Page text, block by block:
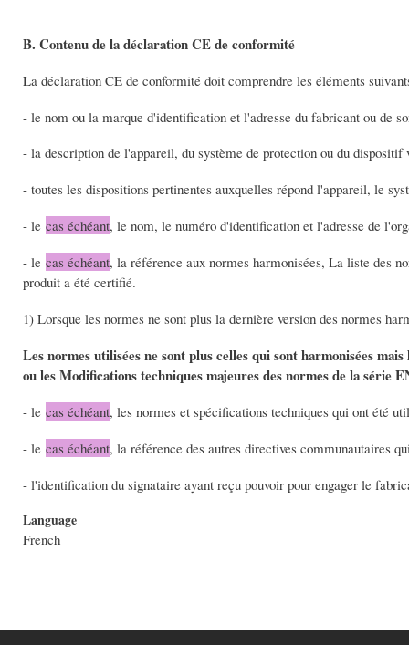
B. Contenu de la déclaration CE de conformité
La déclaration CE de conformité doit comprendre les éléments
- le nom ou la marque d'identification et l'adresse du fabricant ou de
- la description de l'appareil, du système de protection ou du
- toutes les dispositions pertinentes auxquelles répond l'appareil, le
- le cas échéant, le nom, le numéro d'identification et l'adresse de
- le cas échéant, la référence aux normes harmonisées, La liste des
produit a été certifié.
1) Lorsque les normes ne sont plus la dernière version des normes
Les normes utilisées ne sont plus celles qui sont harmonisées
ou les Modifications techniques majeures des normes de la série
- le cas échéant, les normes et spécifications techniques qui ont été
- le cas échéant, la référence des autres directives communautaires
- l'identification du signataire ayant reçu pouvoir pour engager le
Language
French